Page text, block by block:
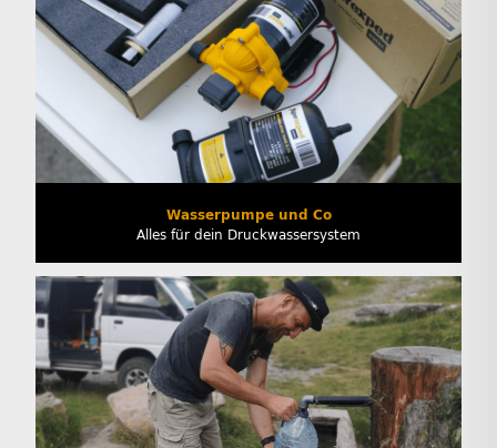
Wasserpumpe und Co
Alles für dein Druckwassersystem